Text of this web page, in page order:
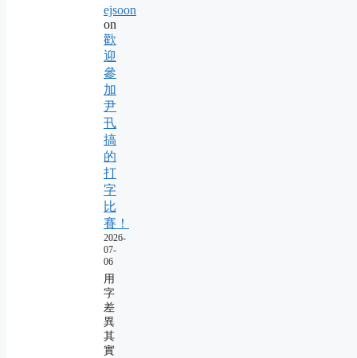
ejsoon
on
歡
迎
參
加
尹
卂
搞
的
打
字
比
賽！
2026-
07-
06
用
字
差
異
其
實